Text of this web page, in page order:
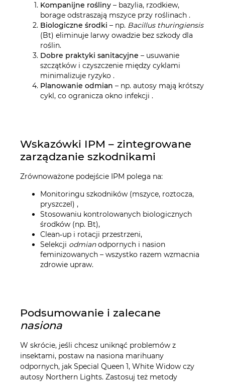
Kompanijne rośliny – bazylia, rzodkiew,
borage odstraszają mszyce przy roślinach .
Biologiczne środki – np. Bacillus thuringiensis
(Bt) eliminuje larwy owadzie bez szkody dla
roślin.
Dobre praktyki sanitacyjne – usuwanie
szczątków i czyszczenie między cyklami
minimalizuje ryzyko .
Planowanie odmian – np. autosy mają krótszy
cykl, co ogranicza okno infekcji .
Wskazówki IPM – zintegrowane
zarządzanie szkodnikami
Zrównoważone podejście IPM polega na:
Monitoringu szkodników (mszyce, roztocza,
pryszczel) ,
Stosowaniu kontrolowanych biologicznych
środków (np. Bt),
Clean‑up i rotacji przestrzeni,
Selekcji odmianodpornych i nasion
feminizowanych – wszystko razem wzmacnia
zdrowie upraw.
Podsumowanie i zalecane
nasiona
W skrócie, jeśli chcesz uniknąć problemów z
insektami, postaw na nasiona marihuany
odpornych, jak Special Queen 1, White Widow czy
autosy Northern Lights. Zastosuj też metody